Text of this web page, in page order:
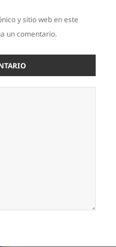
y sitio web en este
un comentario.